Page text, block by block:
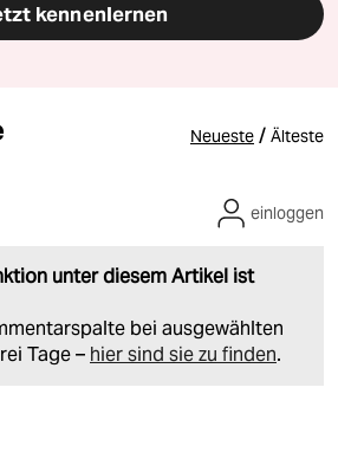
kennenlernen
Neueste / Älteste
unter diesem Artikel ist
bei ausgewählten
Tage – hier sind sie zu finden.
einloggen